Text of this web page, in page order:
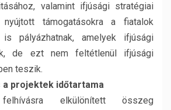
valamint ifjúsági stratégiai
nyújtott támogatásokra a fiatalok
pályázhatnak, amelyek ifjúsági
de ezt nem feltétlenül ifjúsági
teszik.
projektek időtartama
elkülönített összeg